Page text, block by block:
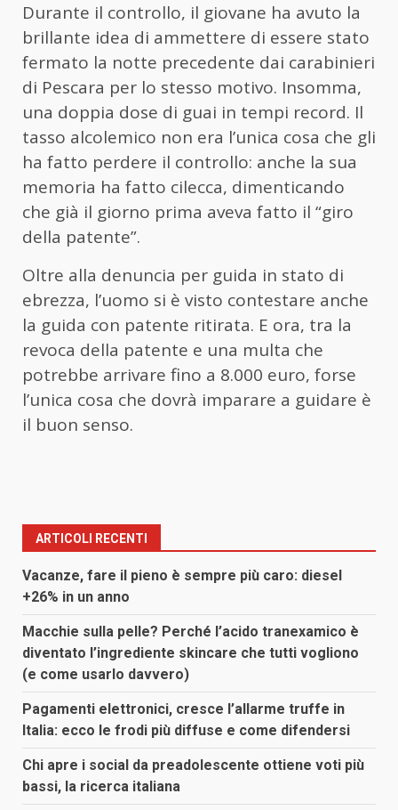
Durante il controllo, il giovane ha avuto la
brillante idea di ammettere di essere stato
fermato la notte precedente dai carabinieri
di Pescara per lo stesso motivo. Insomma,
una doppia dose di guai in tempi record. Il
tasso alcolemico non era l’unica cosa che gli
ha fatto perdere il controllo: anche la sua
memoria ha fatto cilecca, dimenticando
che già il giorno prima aveva fatto il “giro
della patente”.
Oltre alla denuncia per guida in stato di
ebrezza, l’uomo si è visto contestare anche
la guida con patente ritirata. E ora, tra la
revoca della patente e una multa che
potrebbe arrivare fino a 8.000 euro, forse
l’unica cosa che dovrà imparare a guidare è
il buon senso.
ARTICOLI RECENTI
Vacanze, fare il pieno è sempre più caro: diesel
+26% in un anno
Macchie sulla pelle? Perché l’acido tranexamico è
diventato l’ingrediente skincare che tutti vogliono
(e come usarlo davvero)
Pagamenti elettronici, cresce l’allarme truffe in
Italia: ecco le frodi più diffuse e come difendersi
Chi apre i social da preadolescente ottiene voti più
bassi, la ricerca italiana